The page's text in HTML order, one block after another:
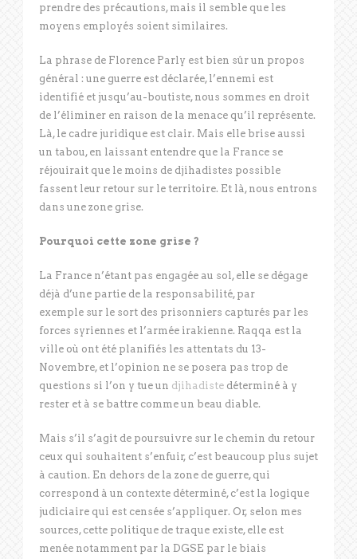
prendre des précautions, mais il semble que les
moyens employés soient similaires.
La phrase de Florence Parly est bien sûr un propos
général : une guerre est déclarée, l’ennemi est
identifié et jusqu’au-boutiste, nous sommes en droit
de l’éliminer en raison de la menace qu’il représente.
Là, le cadre juridique est clair. Mais elle brise aussi
un tabou, en laissant entendre que la France se
réjouirait que le moins de djihadistes possible
fassent leur retour sur le territoire. Et là, nous entrons
dans une zone grise.
Pourquoi cette zone grise ?
La France n’étant pas engagée au sol, elle se dégage
déjà d’une partie de la responsabilité, par
exemple sur le sort des prisonniers capturés par les
forces syriennes et l’armée irakienne. Raqqa est la
ville où ont été planifiés les attentats du 13-
Novembre, et l’opinion ne se posera pas trop de
questions si l’on y tue un djihadiste déterminé à y
rester et à se battre comme un beau diable.
Mais s’il s’agit de poursuivre sur le chemin du retour
ceux qui souhaitent s’enfuir, c’est beaucoup plus sujet
à caution. En dehors de la zone de guerre, qui
correspond à un contexte déterminé, c’est la logique
judiciaire qui est censée s’appliquer. Or, selon mes
sources, cette politique de traque existe, elle est
menée notamment par la DGSE par le biais